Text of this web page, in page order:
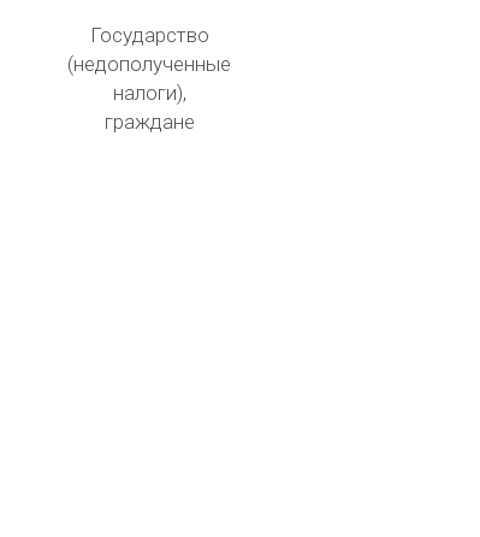
Государство
(недополученные
налоги),
граждане